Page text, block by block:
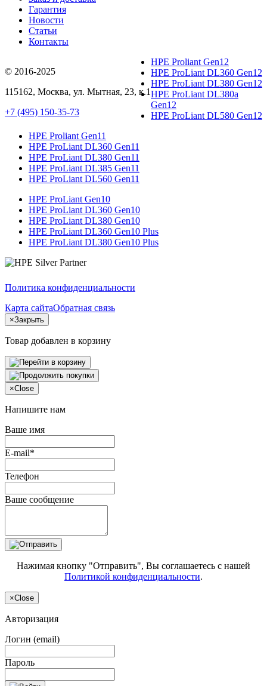
Гарантия
Новости
Статьи
Контакты
© 2016-2025
115162, Москва, ул. Мытная, 23, к.1
+7 (495) 150-35-73
HPE Proliant Gen12
HPE ProLiant DL360 Gen12
HPE ProLiant DL380 Gen12
HPE ProLiant DL380a
Gen12
HPE ProLiant DL580 Gen12
HPE Proliant Gen11
HPE ProLiant DL360 Gen11
HPE ProLiant DL380 Gen11
HPE ProLiant DL385 Gen11
HPE ProLiant DL560 Gen11
HPE ProLiant Gen10
HPE ProLiant DL360 Gen10
HPE ProLiant DL380 Gen10
HPE ProLiant DL360 Gen10 Plus
HPE ProLiant DL380 Gen10 Plus
Политика конфиденциальности
Карта сайтаОбратная связь
×Закрыть
Товар добавлен в корзину
×Close
Напишите нам
Ваше имя
E-mail*
Телефон
Ваше сообщение
Нажимая кнопку "Отправить", Вы соглашаетесь с нашей
Политикой конфиденциальности.
×Close
Авторизация
Логин (email)
Пароль